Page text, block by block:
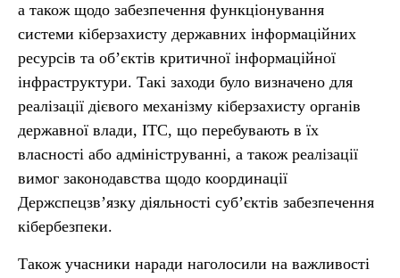
а також щодо забезпечення функціонування
системи кіберзахисту державних інформаційних
ресурсів та об’єктів критичної інформаційної
інфраструктури. Такі заходи було визначено для
реалізації дієвого механізму кіберзахисту органів
державної влади, ІТС, що перебувають в їх
власності або адмініструванні, а також реалізації
вимог законодавства щодо координації
Держспецзв’язку діяльності суб’єктів забезпечення
кібербезпеки.
Також учасники наради наголосили на важливості